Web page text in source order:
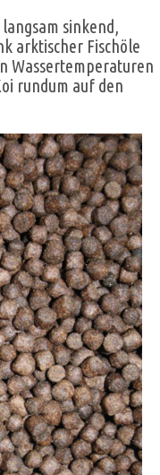
sinkend,
arktischer Fischöle
Wassertemperaturen
rundum auf den